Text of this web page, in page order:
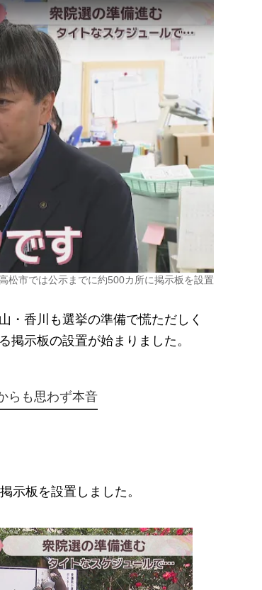
市では公示までに約500カ所に掲示板を設置
香川も選挙の準備で慌ただしく
掲示板の設置が始まりました。
らも思わず本音
示板を設置しました。